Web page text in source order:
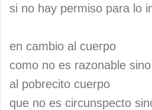
si no hay permiso para lo
en cambio al cuerpo
como no es razonable
al pobrecito cuerpo
que no es circunspecto